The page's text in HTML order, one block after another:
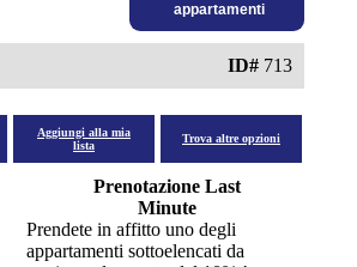
appartamenti
ID# 713
Aggiungi alla mia
lista
Trova altre opzioni
Prenotazione Last
Minute
Prendete in affitto uno degli
appartamenti sottoelencati da